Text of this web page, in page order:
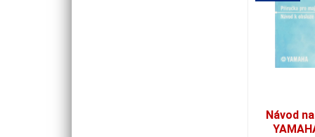
Návod